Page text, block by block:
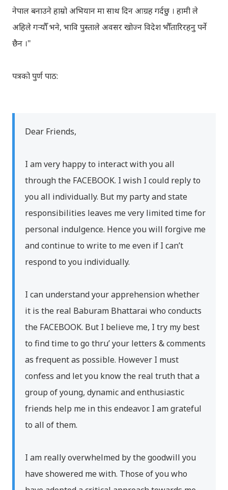
नेपाल बनाउने हाम्रो अभियान मा साथ दिन आग्रह गर्दछु । हामी ले
अहिले गर्‍यौँ भने, भावि पुस्ताले अवसर खोज्न विदेश भौँतारिरहनु पर्ने
छैन ।"
पत्रको पुर्ण पाठ:
Dear Friends,
I am very happy to interact with you all
through the FACEBOOK. I wish I could reply to
you all individually. But my party and state
responsibilities leaves me very limited time for
personal indulgence. Hence you will forgive me
and continue to write to me even if I can’t
respond to you individually.
I can understand your apprehension whether
it is the real Baburam Bhattarai who conducts
the FACEBOOK. But I believe me, I try my best
to find time to go thru’ your letters & comments
as frequent as possible. However I must
confess and let you know the real truth that a
group of young, dynamic and enthusiastic
friends help me in this endeavor. I am grateful
to all of them.
I am really overwhelmed by the goodwill you
have showered me with. Those of you who